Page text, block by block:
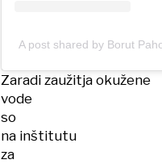
A post shared by Borut
Zaradi zaužitja okužene
vode
so
na inštitutu
za